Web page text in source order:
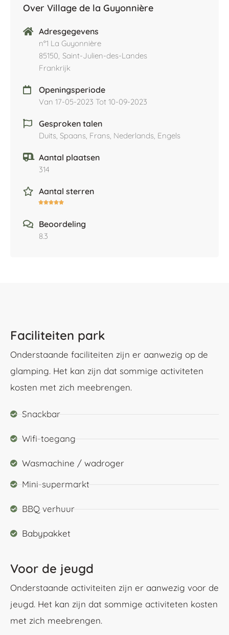
Over Village de la Guyonnière
Adresgegevens
n°1 La Guyonnière
85150, Saint-Julien-des-Landes
Frankrijk
Openingsperiode
Van 17-05-2023 Tot 10-09-2023
Gesproken talen
Duits, Spaans, Frans, Nederlands, Engels
Aantal plaatsen
314
Aantal sterren

Beoordeling
8.3
Voor de jeugd
Onderstaande activiteiten zijn er aanwezig voor de
jeugd. Het kan zijn dat sommige activiteten kosten
met zich meebrengen.
Faciliteiten park
Onderstaande faciliteiten zijn er aanwezig op de
glamping. Het kan zijn dat sommige activiteten
kosten met zich meebrengen.
Snackbar
Wifi-toegang
Wasmachine / wadroger
Mini-supermarkt
BBQ verhuur
Babypakket